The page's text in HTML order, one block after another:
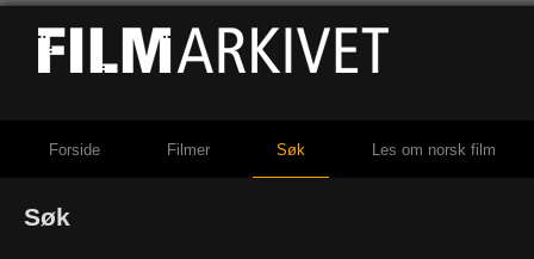
Forside Filmer Søk Les om norsk film
Søk